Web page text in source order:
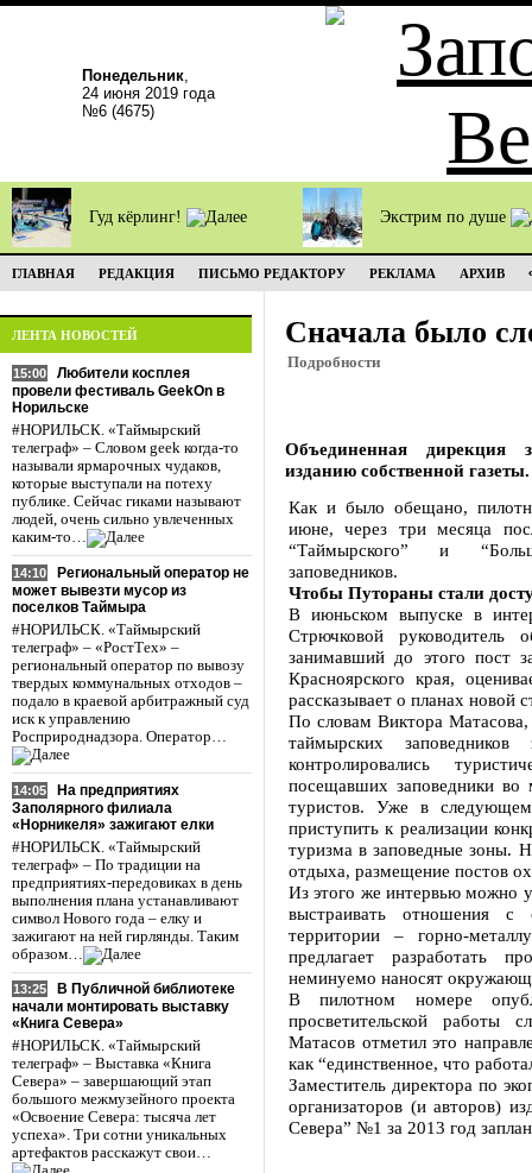
Понедельник,
24 июня 2019 года
№6 (4675)
Гуд кёрлинг! Экстрим по душе
ГЛАВНАЯ РЕДАКЦИЯ ПИСЬМО РЕДАКТОРУ РЕКЛАМА АРХИВ
ЛЕНТА НОВОСТЕЙ
15:00
Любители косплея
провели фестиваль GeekOn в
Норильске
#НОРИЛЬСК. «Таймырский
телеграф» – Словом geek когда-то
называли ярмарочных чудаков,
которые выступали на потеху
публике. Сейчас гиками называют
людей, очень сильно увлеченных
каким-то…
14:10
Региональный оператор не
может вывезти мусор из
поселков Таймыра
#НОРИЛЬСК. «Таймырский
телеграф» – «РостТех» –
региональный оператор по вывозу
твердых коммунальных отходов –
подало в краевой арбитражный суд
иск к управлению
Росприроднадзора. Оператор…
14:05
На предприятиях
Заполярного филиала
«Норникеля» зажигают елки
#НОРИЛЬСК. «Таймырский
телеграф» – По традиции на
предприятиях-передовиках в день
выполнения плана устанавливают
символ Нового года – елку и
зажигают на ней гирлянды. Таким
образом…
13:25
В Публичной библиотеке
начали монтировать выставку
«Книга Севера»
#НОРИЛЬСК. «Таймырский
телеграф» – Выставка «Книга
Севера» – завершающий этап
большого межмузейного проекта
«Освоение Севера: тысяча лет
успеха». Три сотни уникальных
артефактов расскажут свои…
Сначала было
Подробности
Объединенная дирекция
изданию собственной газеты.
Как и было обещано,
июне, через три месяца
“Таймырского” и
заповедников.
Чтобы Путораны стали
В июньском выпуске в
Стрючковой руководитель
занимавший до этого пост
Красноярского края,
рассказывает о планах новой
По словам Виктора Матасова,
таймырских
контролировались
посещавших заповедники
туристов. Уже в следующем
приступить к реализации
туризма в заповедные зоны.
отдыха, размещение постов
Из этого же интервью можно
выстраивать отношения с
территории – горно-
предлагает разработать
неминуемо наносят
В пилотном номере
просветительской работы
Матасов отметил это
как “единственное, что
Заместитель директора по
организаторов (и авторов)
Севера” №1 за 2013 год